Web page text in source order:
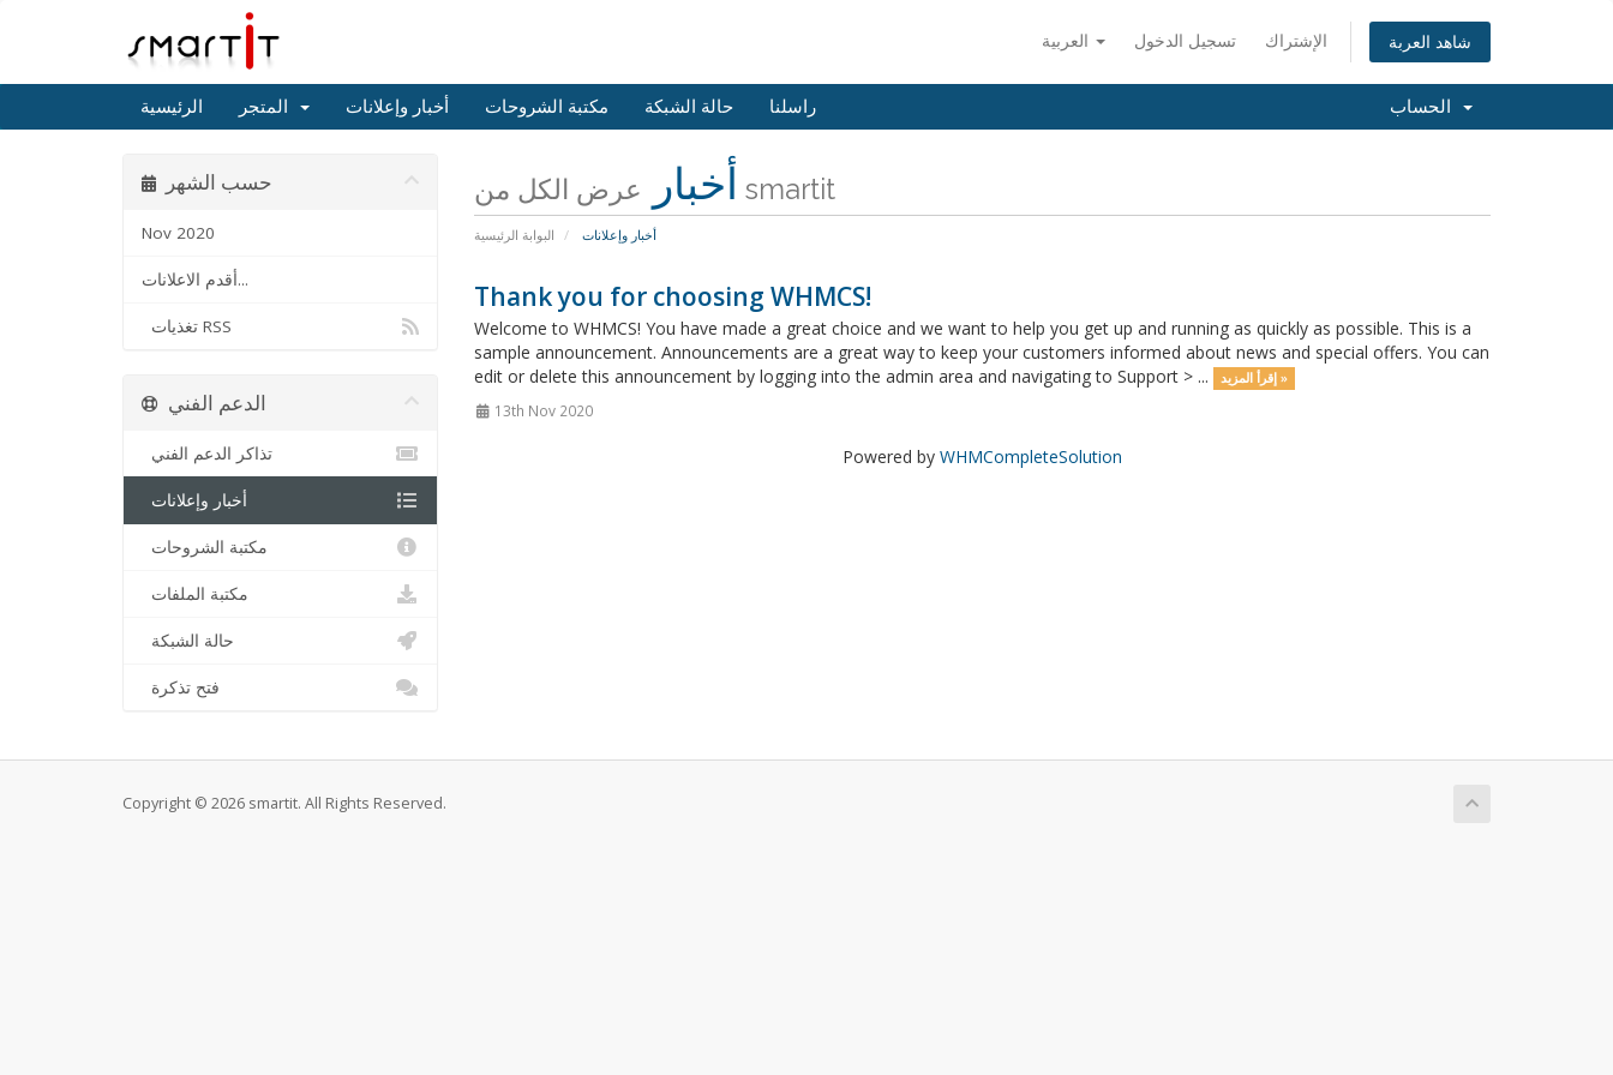
تسجيل الدخول الإشتراك شاهد العربة
الرئيسية أخبار وإعلانات مكتبة الشروحات حالة الشبكة راسلنا
أخبار عرض الكل من smartit
البوابة الرئيسية أخبار وإعلانات
حسب الشهر
Nov 2020
أقدم الاعلانات...
تغذيات RSS
Thank you for choosing WHMCS!
Welcome to WHMCS! You have made a great choice and we want to help you get up and running as quickly as possible. This is a
sample announcement. Announcements are a great way to keep your customers informed about news and special offers. You can
edit or delete this announcement by logging into the admin area and navigating to Support > ...
إقرأ المزيد »
13th Nov 2020
Powered by WHMCompleteSolution
الدعم الفني
تذاكر الدعم الفني
أخبار وإعلانات
مكتبة الشروحات
مكتبة الملفات
حالة الشبكة
فتح تذكرة
Copyright © 2026 smartit. All Rights Reserved.